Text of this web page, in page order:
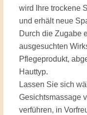
wird Ihre trockene
und erhält neue
Durch die Zugabe
ausgesuchten
Pflegeprodukt,
Hauttyp.
Lassen Sie sich
Gesichtsmassage
verführen, in